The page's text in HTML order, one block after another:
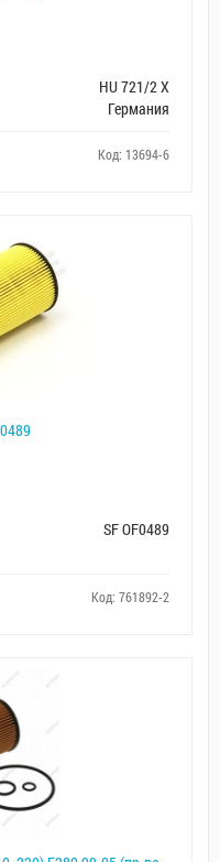
HU 721/2 X
Германия
Код: 13694-6
SF OF0489
Код: 761892-2